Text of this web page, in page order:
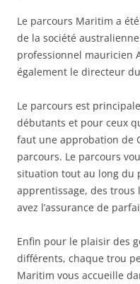
Le parcours Maritim a
de la société
professionnel mauricien
également le directeur
Le parcours est
débutants et pour ceux
faut une approbation de
parcours. Le parcours
situation tout au long du
apprentissage, des trous
avez l’assurance de
Enfin pour le plaisir des
différents, chaque trou
Maritim vous accueille